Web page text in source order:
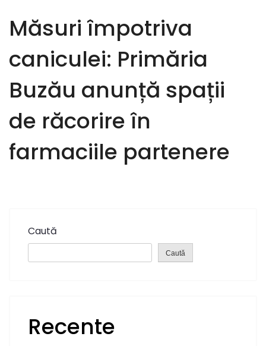
Măsuri împotriva
caniculei: Primăria
Buzău anunță spații
de răcorire în
farmaciile partenere
Caută
Caută
Recente